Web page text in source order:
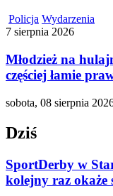
Policja Wydarzenia
7 sierpnia 2026
Młodzież na
częściej łamie
sobota, 08 sierpnia
Dziś
SportDerby w
kolejny raz okaże